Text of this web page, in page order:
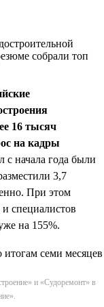
собрали топ
16 тысяч
на кадры
с начала года были
3,7
При этом
специалистов
на 155%.
и «Судоремонт» в